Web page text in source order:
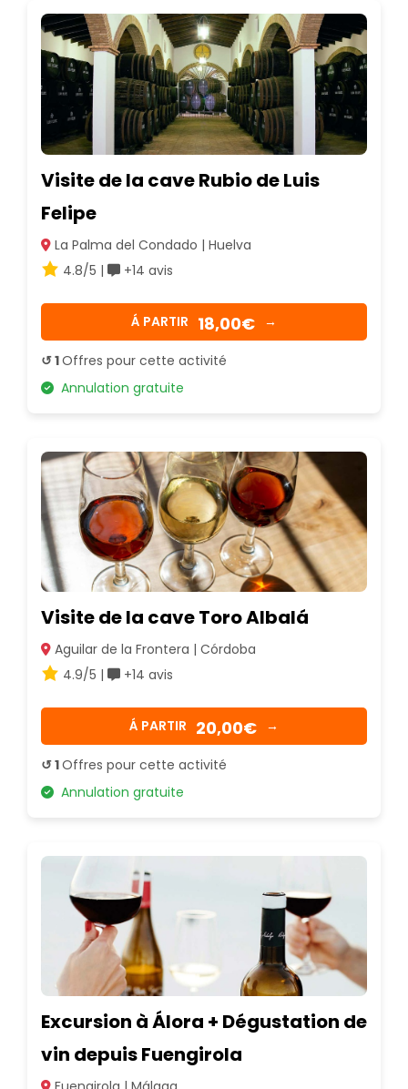
Visite de la cave Rubio de Luis
Felipe
La Palma del Condado | Huelva
4.8/5 |
+14 avis
Á PARTIR 18,00€ →
↺ 1Offres pour cette activité
Annulation gratuite
Visite de la cave Toro Albalá
Aguilar de la Frontera | Córdoba
4.9/5 |
+14 avis
Á PARTIR 20,00€ →
↺ 1Offres pour cette activité
Annulation gratuite
Excursion à Álora + Dégustation de
vin depuis Fuengirola